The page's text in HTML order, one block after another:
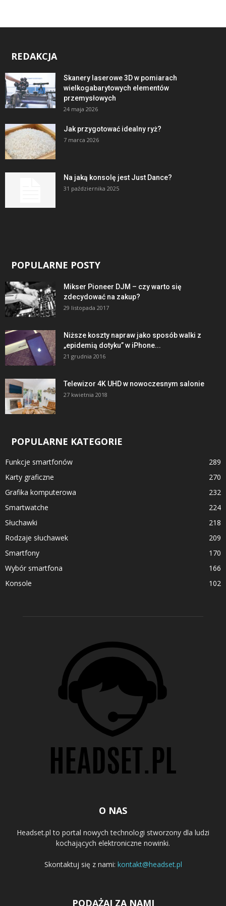
REDAKCJA
Skanery laserowe 3D w pomiarach
wielkogabarytowych elementów
przemysłowych
24 maja 2026
Jak przygotować idealny ryż?
7 marca 2026
Na jaką konsolę jest Just Dance?
31 października 2025
POPULARNE POSTY
Mikser Pioneer DJM – czy warto się
zdecydować na zakup?
29 listopada 2017
Niższe koszty napraw jako sposób walki z
„epidemią dotyku” w iPhone...
21 grudnia 2016
Telewizor 4K UHD w nowoczesnym salonie
27 kwietnia 2018
POPULARNE KATEGORIE
Funkcje smartfonów
289
Karty graficzne
270
Grafika komputerowa
232
Smartwatche
224
Słuchawki
218
Rodzaje słuchawek
209
Smartfony
170
Wybór smartfona
166
Konsole
102
O NAS
Headset.pl to portal nowych technologi stworzony dla ludzi
kochających elektroniczne nowinki.
Skontaktuj się z nami: kontakt@headset.pl
PODĄŻAJ ZA NAMI